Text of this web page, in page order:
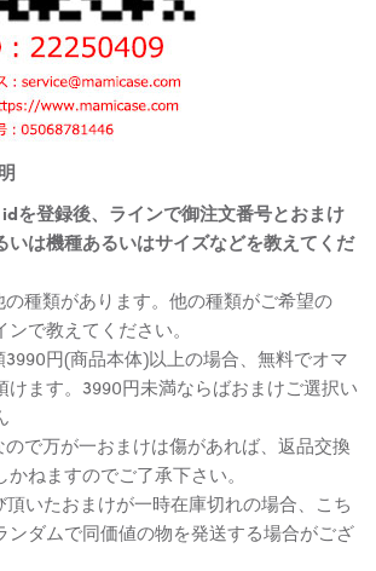
を登録後、ラインで御注文番号とおまけ
いは機種あるいはサイズなどを教えてくだ
の種類があります。他の種類がご希望の
で教えてください。
3990円(商品本体)以上の場合、無料でオマ
けます。3990円未満ならばおまけご選択い
ので万が一おまけは傷があれば、返品交換
ねますのでご了承下さい。
いたおまけが一時在庫切れの場合、こち
ンダムで同価値の物を発送する場合がござ